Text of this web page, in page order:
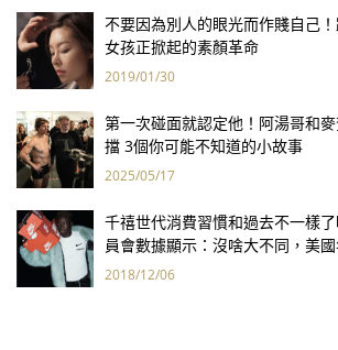
不要因為別人的眼光而作賤自己
女孩正掀起的素顏革命
2019/01/30
第一次碰面就認定他！阿湯哥和
擋 3個你可能不知道的小故事
2025/05/17
千禧世代消費習慣和過去不一樣
員會數據顯示：沒啥大不同，美
已！
2018/12/06